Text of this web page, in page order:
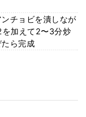
チョビを潰しなが
を加えて2〜3分炒
ら完成